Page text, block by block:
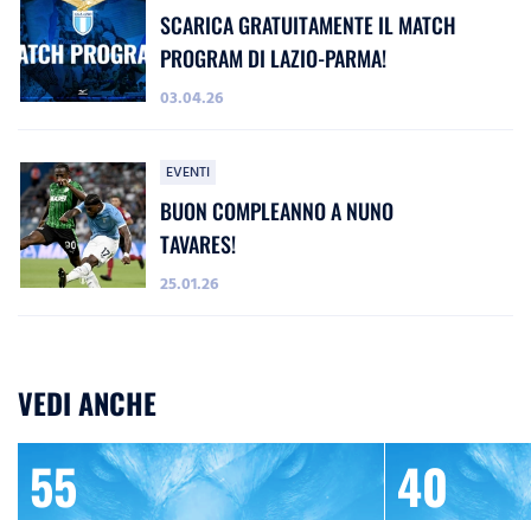
SCARICA GRATUITAMENTE IL MATCH
PROGRAM DI LAZIO-PARMA!
03.04.26
EVENTI
BUON COMPLEANNO A NUNO
TAVARES!
25.01.26
VEDI ANCHE
55 40